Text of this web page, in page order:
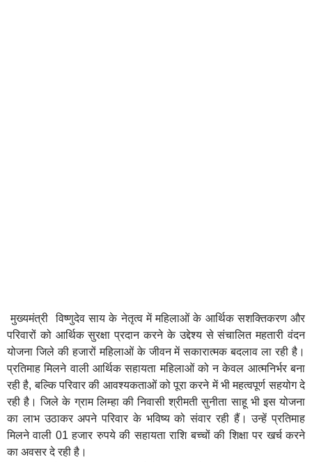
मुख्यमंत्री विष्णुदेव साय के नेतृत्व में महिलाओं के आर्थिक सशक्तिकरण और
परिवारों को आर्थिक सुरक्षा प्रदान करने के उद्देश्य से संचालित महतारी वंदन
योजना जिले की हजारों महिलाओं के जीवन में सकारात्मक बदलाव ला रही है।
प्रतिमाह मिलने वाली आर्थिक सहायता महिलाओं को न केवल आत्मनिर्भर बना
रही है, बल्कि परिवार की आवश्यकताओं को पूरा करने में भी महत्वपूर्ण सहयोग दे
रही है। जिले के ग्राम लिम्हा की निवासी श्रीमती सुनीता साहू भी इस योजना
का लाभ उठाकर अपने परिवार के भविष्य को संवार रही हैं। उन्हें प्रतिमाह
मिलने वाली 01 हजार रुपये की सहायता राशि बच्चों की शिक्षा पर खर्च करने
का अवसर दे रही है।